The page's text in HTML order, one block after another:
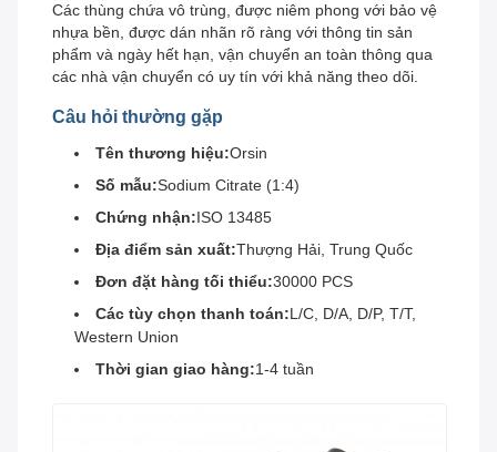
Các thùng chứa vô trùng, được niêm phong với bảo vệ
nhựa bền, được dán nhãn rõ ràng với thông tin sản
phẩm và ngày hết hạn, vận chuyển an toàn thông qua
các nhà vận chuyển có uy tín với khả năng theo dõi.
Câu hỏi thường gặp
Tên thương hiệu:Orsin
Số mẫu:Sodium Citrate (1:4)
Chứng nhận:ISO 13485
Địa điểm sản xuất:Thượng Hải, Trung Quốc
Đơn đặt hàng tối thiểu:30000 PCS
Các tùy chọn thanh toán:L/C, D/A, D/P, T/T,
Western Union
Thời gian giao hàng:1-4 tuần